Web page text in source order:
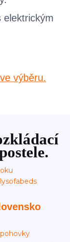
elektrickým
výběru.